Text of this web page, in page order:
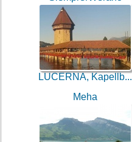
LUCERNA, Kapellb...
Meha